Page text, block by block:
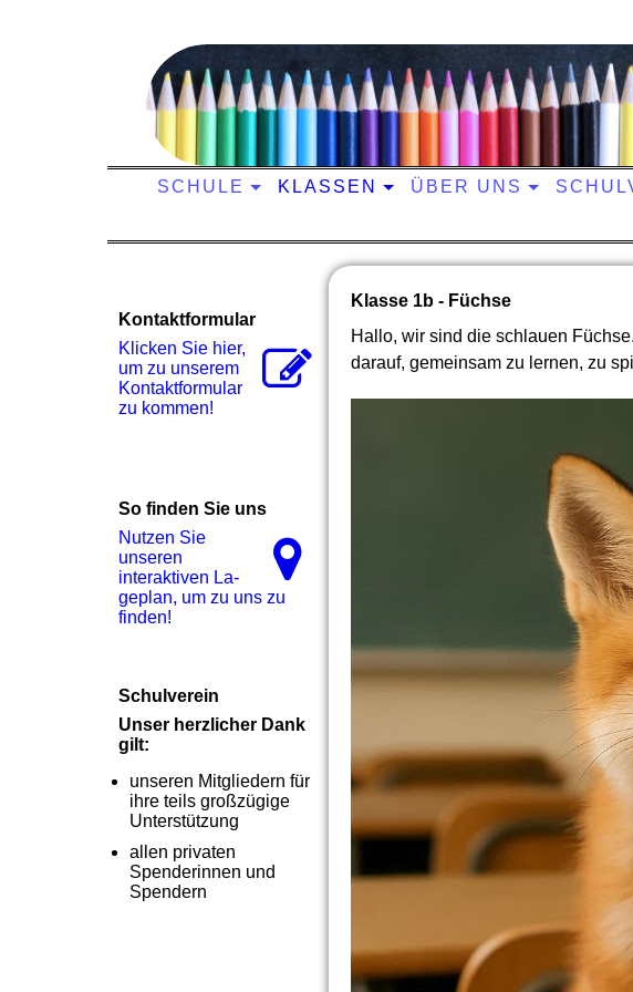
SCHULE KLASSEN ÜBER UNS
Klasse 1b - Füchse
Hallo, wir sind die schlauen
darauf, gemeinsam zu lernen, zu
Kontaktformular
Klicken Sie hier,
um zu unserem
Kon­takt­for­mu­lar
zu kommen!
So finden Sie uns
Nutzen Sie
unseren
interaktiven La­
ge­plan, um zu uns zu
finden!
Schulverein
Unser herzlicher Dank
gilt:
unseren Mitgliedern für
ihre teils großzügige
Unterstützung
allen privaten
Spenderinnen und
Spendern